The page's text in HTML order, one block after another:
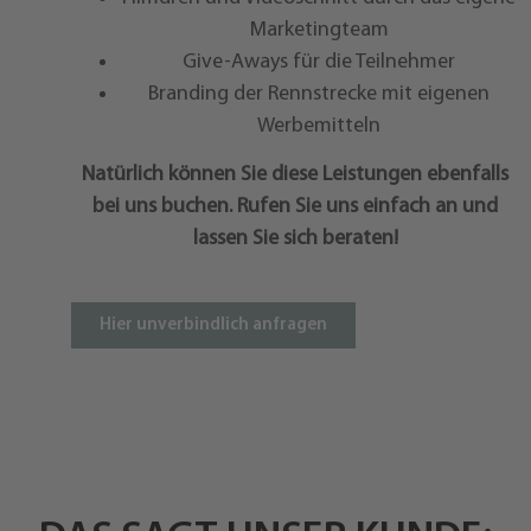
Marketingteam
Give-Aways für die Teilnehmer
Branding der Rennstrecke mit eigenen
Werbemitteln
Natürlich können Sie diese Leistungen ebenfalls
bei uns buchen. Rufen Sie uns einfach an und
lassen Sie sich beraten!
Hier unverbindlich anfragen